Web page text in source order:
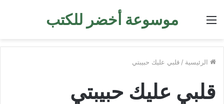
موسوعة أخضر للكتب القائمة
الرئيسية / قلبي عليك حبيبتي
قلبي عليك حبيبتي